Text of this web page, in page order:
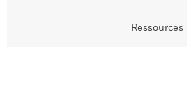
Ressources